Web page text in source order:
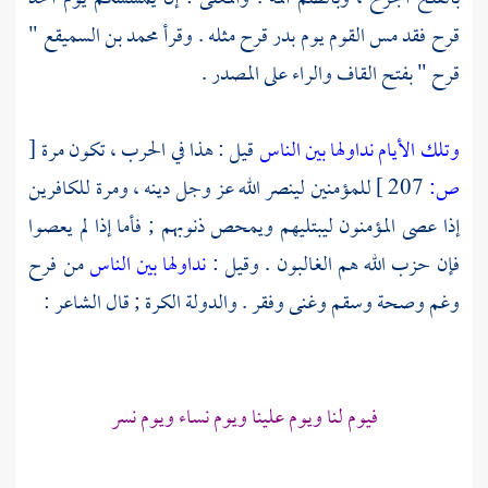
قرح فقد مس القوم يومبدرقرح مثله . وقرأمحمد بن السميقع"
قرح " بفتح القاف والراء على المصدر .
وتلك الأيام نداولها بين الناسقيل : هذا في الحرب ، تكون مرة[
ص:
للمؤمنين لينصر الله عز وجل دينه ، ومرة للكافرين
إذا عصى المؤمنون ليبتليهم ويمحص ذنوبهم ; فأما إذا لم يعصوا
فإن حزب الله هم الغالبون . وقيل :نداولها بين الناسمن فرح
وغم وصحة وسقم وغنى وفقر . والدولة الكرة ; قال الشاعر :
فيوم لنا ويوم علينا ويوم نساء ويوم نسر